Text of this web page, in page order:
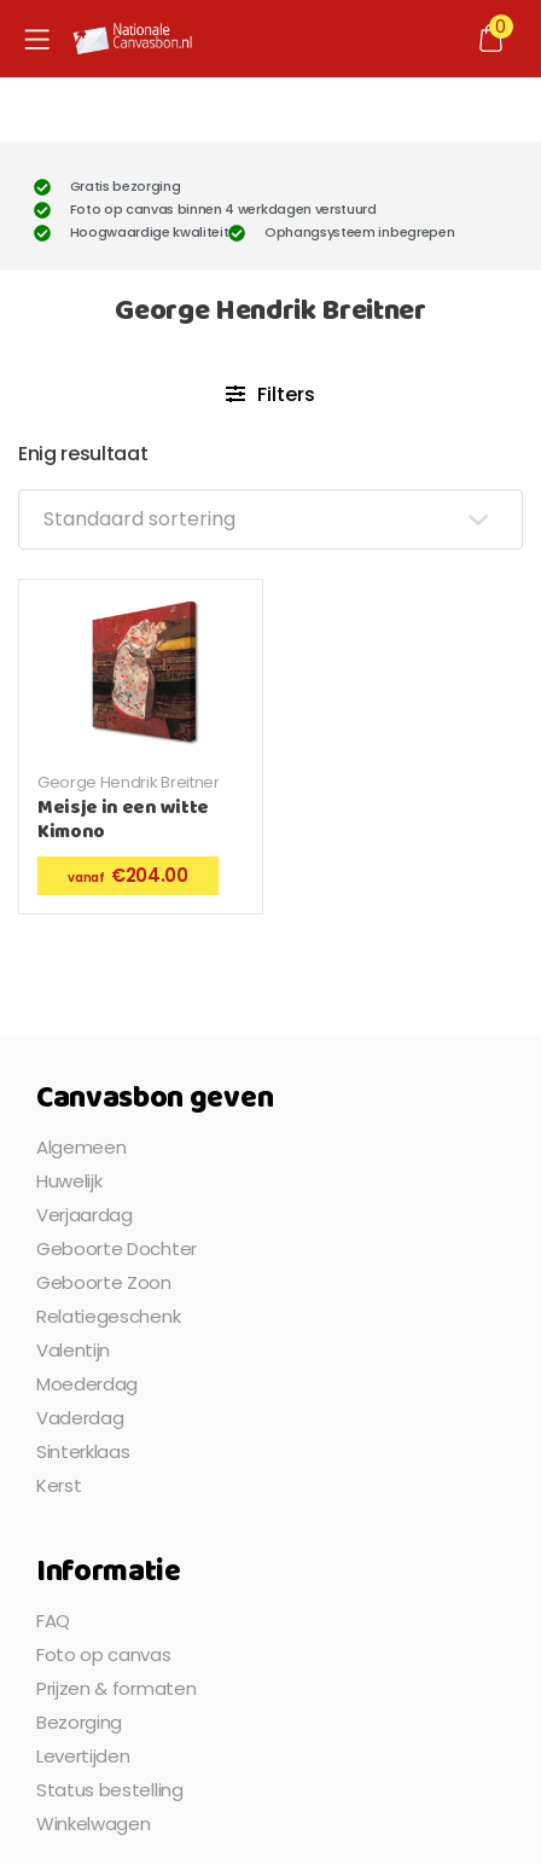
0
Gratis bezorging
Foto op canvas binnen 4 werkdagen verstuurd
Hoogwaardige kwaliteit
Ophangsysteem inbegrepen
George Hendrik Breitner
Filters
Enig resultaat
George Hendrik Breitner
Meisje in een witte
Kimono
€204.00
Canvasbon geven
Algemeen
Huwelijk
Verjaardag
Geboorte Dochter
Geboorte Zoon
Relatiegeschenk
Valentijn
Moederdag
Vaderdag
Sinterklaas
Kerst
Informatie
FAQ
Foto op canvas
Prijzen & formaten
Bezorging
Levertijden
Status bestelling
Winkelwagen